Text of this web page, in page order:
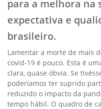
para a melhora na
expectativa e
brasileiro.​​
Lamentar a morte de mais
covid-19 é pouco. Esta é
clara, quase óbvia. Se
poderíamos ter suprido
reduzido o impacto da
tempo hábil. O quadro de